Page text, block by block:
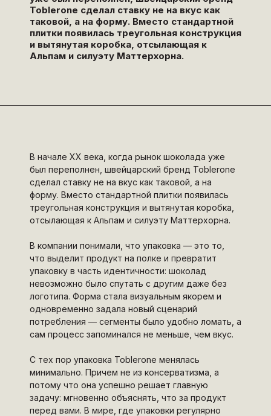
Toblerone сделал ставку не на вкус как
таковой, а на форму. Вместо стандартной
плитки появилась треугольная конструкция
и вытянутая коробка, отсылающая к
Альпам и силуэту Маттерхорна.
В начале XX века, когда рынок шоколада уже
был переполнен, швейцарский бренд Toblerone
сделал ставку не на вкус как таковой, а на
форму. Вместо стандартной плитки появилась
треугольная конструкция и вытянутая коробка,
отсылающая к Альпам и силуэту Маттерхорна.
В компании понимали, что упаковка — это то,
что выделит продукт на полке и превратит
упаковку в часть идентичности: шоколад
невозможно было спутать с другим даже без
логотипа. Форма стала визуальным якорем и
одновременно задала новый сценарий
потребления — сегменты было удобно ломать, а
сам процесс запоминался не меньше, чем вкус.
С тех пор упаковка Toblerone менялась
минимально. Причем не из консерватизма, а
потому что она успешно решает главную
задачу: мгновенно объяснять, что за продукт
перед вами. В мире, где упаковки регулярно